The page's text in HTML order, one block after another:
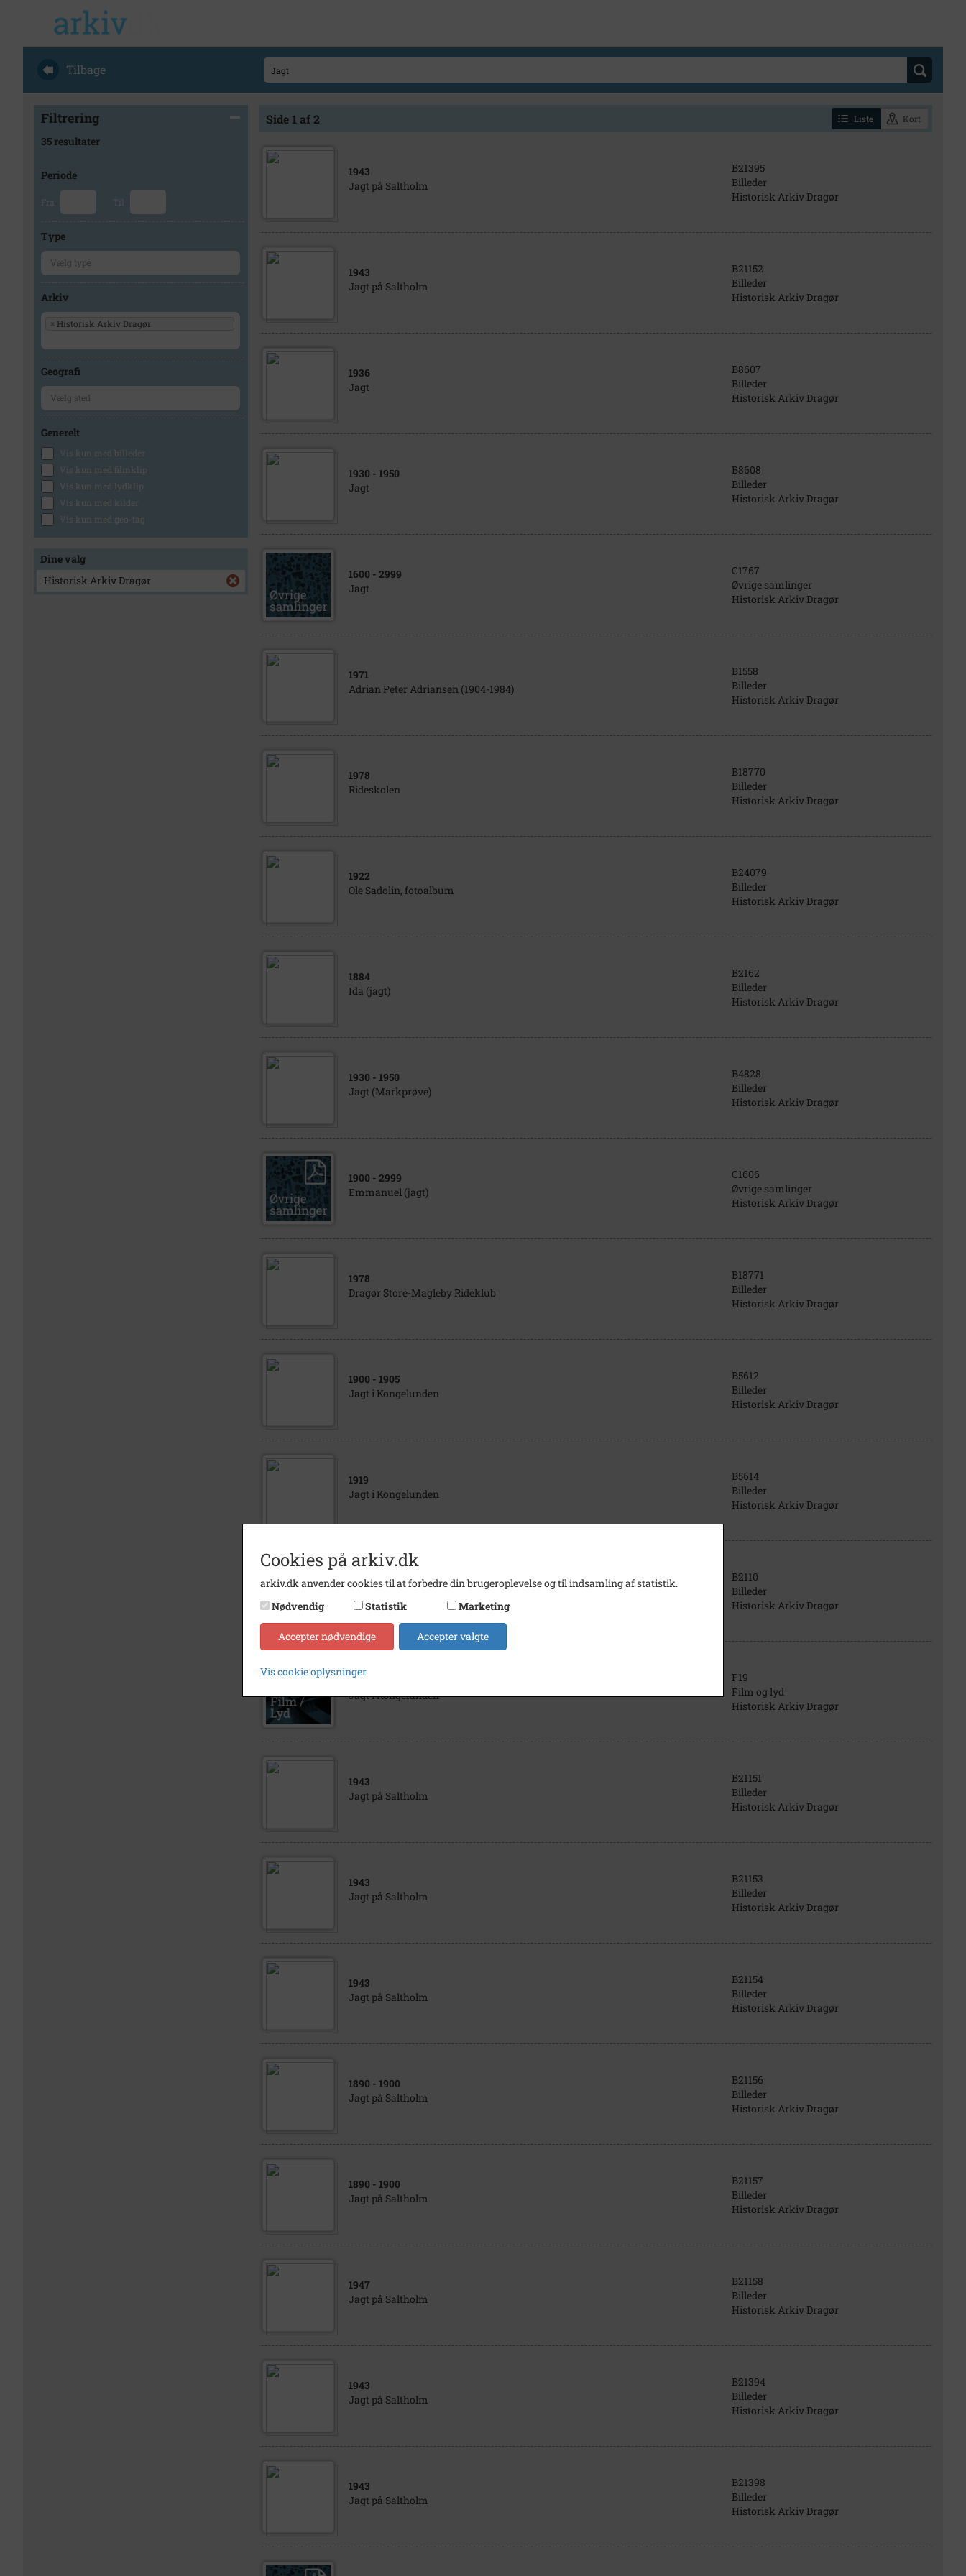
Tilbage
Filtrering
35 resultater
Periode
Fra Til
Type
Arkiv
× Historisk Arkiv Dragør
Geografi
Generelt
Vis kun med billeder
Vis kun med filmklip
Vis kun med lydklip
Vis kun med kilder
Vis kun med geo-tag
Dine valg
Historisk Arkiv Dragør
Side 1 af 2 Liste Kort
1943
Jagt på Saltholm
B21395
Billeder
Historisk Arkiv Dragør
1943
Jagt på Saltholm
B21152
Billeder
Historisk Arkiv Dragør
1936
Jagt
B8607
Billeder
Historisk Arkiv Dragør
1930 - 1950
Jagt
B8608
Billeder
Historisk Arkiv Dragør
1600 - 2999
Jagt
C1767
Øvrige samlinger
Historisk Arkiv Dragør
1971
Adrian Peter Adriansen (1904-1984)
B1558
Billeder
Historisk Arkiv Dragør
1978
Rideskolen
B18770
Billeder
Historisk Arkiv Dragør
1922
Ole Sadolin, fotoalbum
B24079
Billeder
Historisk Arkiv Dragør
1884
Ida (jagt)
B2162
Billeder
Historisk Arkiv Dragør
1930 - 1950
Jagt (Markprøve)
B4828
Billeder
Historisk Arkiv Dragør
1900 - 2999
Emmanuel (jagt)
C1606
Øvrige samlinger
Historisk Arkiv Dragør
1978
Dragør Store-Magleby Rideklub
B18771
Billeder
Historisk Arkiv Dragør
1900 - 1905
Jagt i Kongelunden
B5612
Billeder
Historisk Arkiv Dragør
1919
Jagt i Kongelunden
B5614
Billeder
Historisk Arkiv Dragør
1769- 1777
B2110
Billeder
Historisk Arkiv Dragør
1940
Jagt i Kongelunden
F19
Film og lyd
Historisk Arkiv Dragør
1943
Jagt på Saltholm
B21151
Billeder
Historisk Arkiv Dragør
1943
Jagt på Saltholm
B21153
Billeder
Historisk Arkiv Dragør
1943
Jagt på Saltholm
B21154
Billeder
Historisk Arkiv Dragør
1890 - 1900
Jagt på Saltholm
B21156
Billeder
Historisk Arkiv Dragør
1890 - 1900
Jagt på Saltholm
B21157
Billeder
Historisk Arkiv Dragør
1947
Jagt på Saltholm
B21158
Billeder
Historisk Arkiv Dragør
1943
Jagt på Saltholm
B21394
Billeder
Historisk Arkiv Dragør
1943
Jagt på Saltholm
B21398
Billeder
Historisk Arkiv Dragør
Cookies på arkiv.dk
arkiv.dk anvender cookies til at forbedre din brugeroplevelse og til indsamling af statistik.
Nødvendig
Statistik Marketing
Accepter nødvendige Accepter valgte
Vis cookie oplysninger